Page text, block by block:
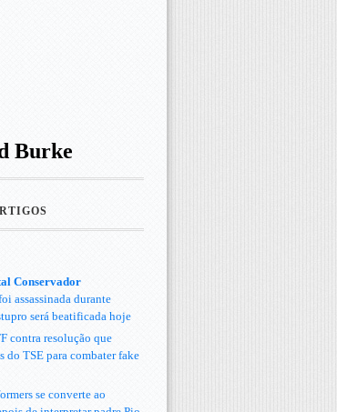
Burke
Conservador
assassinada durante
será beatificada hoje
contra resolução que
do TSE para combater fake
se converte ao